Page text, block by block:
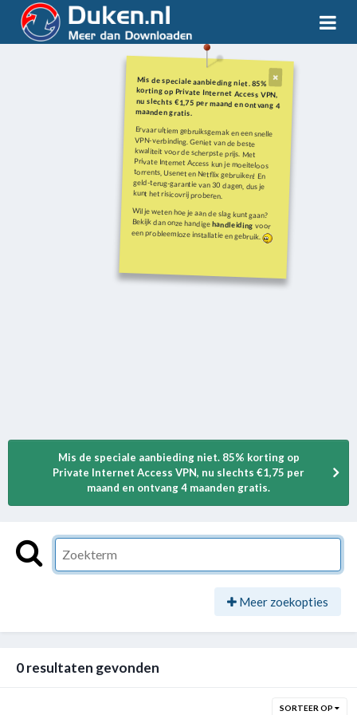
Mis de speciale aanbieding niet. 85%
korting op Private Internet Access VPN,
nu slechts €1,75 per maand en ontvang 4
maanden gratis.
Ervaar ultiem gebruiksgemak en een snelle
VPN-verbinding. Geniet van de beste
kwaliteit voor de scherpste prijs. Met
Private Internet Access kun je moeiteloos
torrents, Usenet en Netflix gebruiken! En
geld-terug-garantie van 30 dagen, dus je
kunt het risicovrij proberen.
Wil je weten hoe je aan de slag kunt gaan?
Bekijk dan onze handigehandleiding voor
een probleemloze installatie en gebruik.
Mis de speciale aanbieding niet. 85% korting op
Private Internet Access VPN, nu slechts €1,75 per
maand en ontvang 4 maanden gratis.
Meer zoekopties
0 resultaten gevonden
SORTEER OP